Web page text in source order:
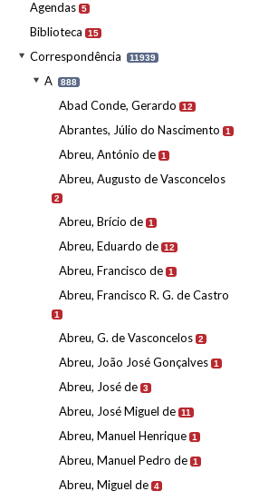
Agendas 5
Biblioteca 15
Correspondência 11939
A 888
Abad Conde, Gerardo 12
Abrantes, Júlio do Nascimento 1
Abreu, António de 1
Abreu, Augusto de Vasconcelos
2
Abreu, Brício de 1
Abreu, Eduardo de 12
Abreu, Francisco de 1
Abreu, Francisco R. G. de Castro
1
Abreu, G. de Vasconcelos 2
Abreu, João José Gonçalves 1
Abreu, José de 3
Abreu, José Miguel de 11
Abreu, Manuel Henrique 1
Abreu, Manuel Pedro de 1
Abreu, Miguel de 4